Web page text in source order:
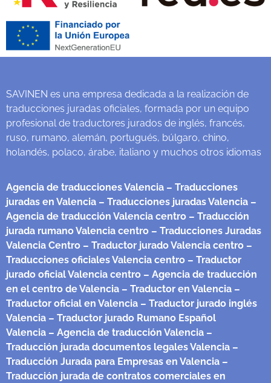
SAVINEN es una empresa dedicada a la realización de
traducciones juradas oficiales, formada por un equipo
profesional de traductores jurados de inglés, francés,
ruso, rumano, alemán, portugués, búlgaro, chino,
holandés, polaco, árabe, italiano y muchos otros idiomas
Agencia de traducciones Valencia – Traducciones
juradas en Valencia – Traducciones juradas Valencia –
Agencia de traducción Valencia centro – Traducción
jurada rumano Valencia centro – Traducciones Juradas
Valencia Centro – Traductor jurado Valencia centro –
Traducciones oficiales Valencia centro – Traductor
jurado oficial Valencia centro – Agencia de traducción
en el centro de Valencia – Traductor en Valencia –
Traductor oficial en Valencia – Traductor jurado inglés
Valencia – Traductor jurado Rumano Español
Valencia – Agencia de traducción Valencia –
Traducción jurada documentos legales Valencia –
Traducción Jurada para Empresas en Valencia –
Traducción jurada de contratos comerciales en